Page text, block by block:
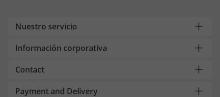
Nuestro servicio
Información corporativa
Contact
Payment and Delivery